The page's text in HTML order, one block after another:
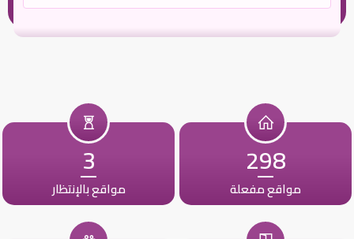
298
مواقع مفعلة
3
مواقع بالإنتظار